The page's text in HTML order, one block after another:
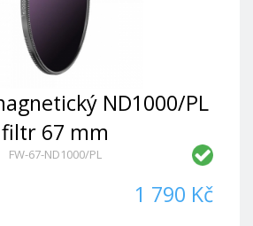
ND1000/PL
filtr 67 mm
FW-67-ND1000/PL
1 790 Kč